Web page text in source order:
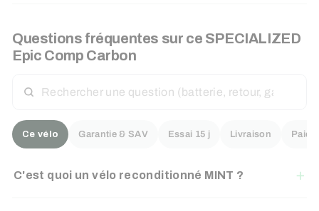
Questions fréquentes sur ce SPECIALIZED
Epic Comp Carbon
UNE
Ce vélo Garantie & SAV Essai 15 j Livraison
C'est quoi un vélo reconditionné MINT ?